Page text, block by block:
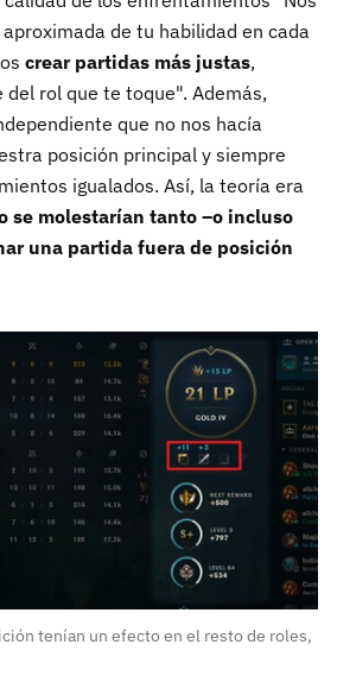
de tu habilidad en cada
crear partidas más justas,
rol que te toque". Además,
que no nos hacía
posición principal y siempre
igualados. Así, la teoría era
se molestarían tanto –o incluso
una partida fuera de posición
tenían un efecto en el resto de roles,